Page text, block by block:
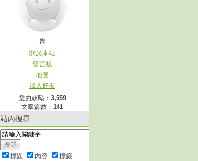
雋
關於本站
留言板
地圖
加入好友
愛的鼓勵： 3,559
文章篇數： 141
站內搜尋
標題 內容 標籤